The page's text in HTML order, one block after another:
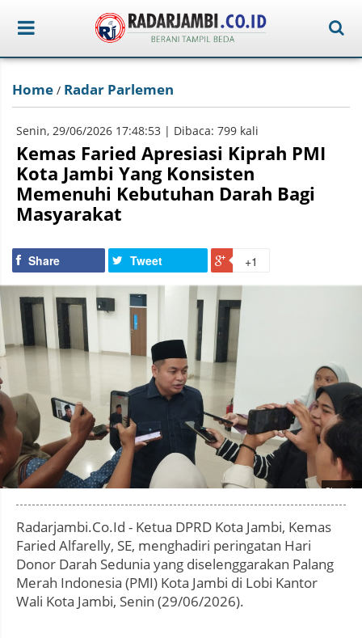
Home / Radar Parlemen
Senin, 29/06/2026 17:48:53 | Dibaca: 799 kali
Kemas Faried Apresiasi Kiprah PMI
Kota Jambi Yang Konsisten
Memenuhi Kebutuhan Darah Bagi
Masyarakat
Share Tweet +1
Photo by
Radarjambi.Co.Id - Ketua DPRD Kota Jambi, Kemas
Faried Alfarelly, SE, menghadiri peringatan Hari
Donor Darah Sedunia yang diselenggarakan Palang
Merah Indonesia (PMI) Kota Jambi di Lobi Kantor
Wali Kota Jambi, Senin (29/06/2026).